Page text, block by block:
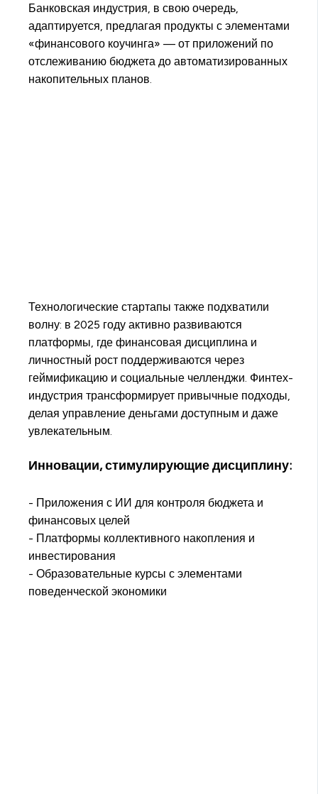
Банковская индустрия, в свою очередь,
адаптируется, предлагая продукты с элементами
«финансового коучинга» — от приложений по
отслеживанию бюджета до автоматизированных
накопительных планов.
Технологические стартапы также подхватили
волну: в 2025 году активно развиваются
платформы, где финансовая дисциплина и
личностный рост поддерживаются через
геймификацию и социальные челленджи. Финтех-
индустрия трансформирует привычные подходы,
делая управление деньгами доступным и даже
увлекательным.
Инновации, стимулирующие дисциплину:
- Приложения с ИИ для контроля бюджета и
финансовых целей
- Платформы коллективного накопления и
инвестирования
- Образовательные курсы с элементами
поведенческой экономики